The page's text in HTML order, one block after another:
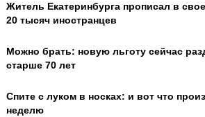
Житель Екатеринбурга прописал в
20 тысяч иностранцев
Можно брать: новую льготу сейчас
старше 70 лет
Спите с луком в носках: и вот что
неделю